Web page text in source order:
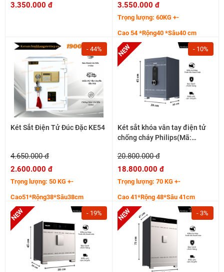
3.350.000 đ
3.550.000 đ
Trọng lượng: 60KG +-
Cao 54 *Rộng40 *Sâu40 cm
- 44%
Két Sắt Điện Tử Đúc Đặc KE54
4.650.000 đ
2.600.000 đ
Trọng lượng: 50 KG +-
Cao51*Rộng38*Sâu38cm
- 10%
Két sắt khóa vân tay điện tử
chống cháy Philips(Mã:
20.800.000 đ
18.800.000 đ
Trọng lượng: 70 KG +-
Cao 41*Rộng 48*Sâu 41cm
- 19% - 3%